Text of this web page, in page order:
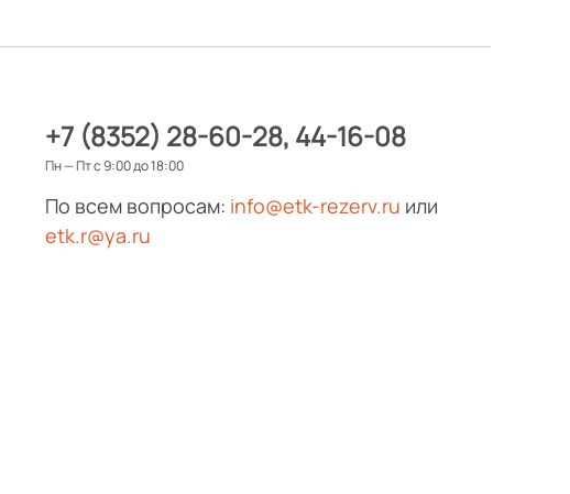
+7 (8352) 28-60-28 44-16-08
Пн — Пт с 9:00 до 18:00
По всем вопросам: info@etk-rezerv.ru или
etk.r@ya.ru